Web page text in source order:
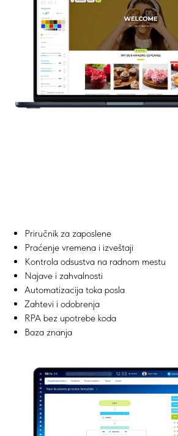
Priručnik za zaposlene
Praćenje vremena i izveštaji
Kontrola odsustva na radnom mestu
Najave i zahvalnosti
Automatizacija toka posla
Zahtevi i odobrenja
RPA bez upotrebe koda
Baza znanja